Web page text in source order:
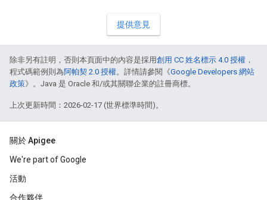
提供意見
除非另有註明，否則本頁面中的內容是採用創用 CC 姓名標示 4.0 授權 ，
程式碼範例則為阿帕契 2.0 授權。詳情請參閱《Google Developers 網站
政策》。Java 是 Oracle 和/或其關聯企業的註冊商標。
上次更新時間：2026-02-17 (世界標準時間)。
關於 Apigee
We're part of Google
活動
合作夥伴